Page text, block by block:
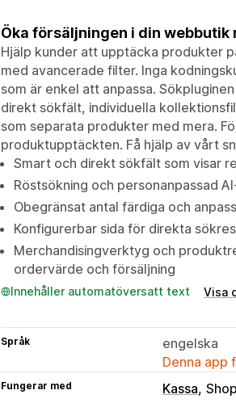
Öka försäljningen i din
Hjälp kunder att upptäcka produkter
med avancerade filter. Inga
som är enkel att anpassa.
direkt sökfält, individuella
som separata produkter med mera.
produktupptäckten. Få hjälp av vårt
Smart och direkt sökfält som visar
Röstsökning och personanpassad
Obegränsat antal färdiga och
Konfigurerbar sida för direkta
Merchandisingverktyg och
ordervärde och försäljning
Innehåller automatöversatt text Visa
Språk
engelska
Denna app
Fungerar med Kassa